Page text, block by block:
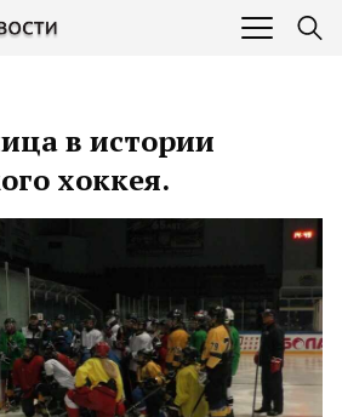
в истории
хоккея.